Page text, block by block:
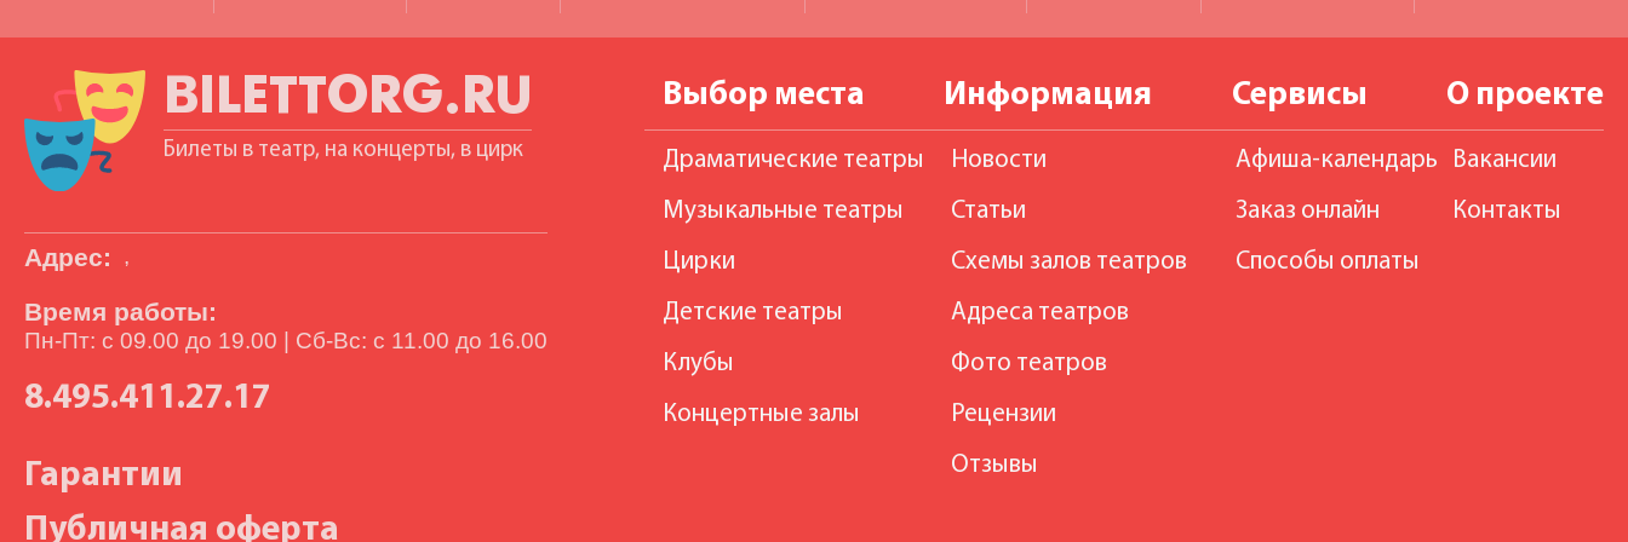
BILETTORG.RU
Билеты в театр, на концерты, в цирк
Адрес: ,
Время работы:
Пн-Пт: с 09.00 до 19.00 | Сб-Вс: с 11.00 до 16.00
8.495.411.27.17
Гарантии
Публичная оферта
Выбор места Информация Сервисы О проекте
Драматические театры
Музыкальные театры
Цирки
Детские театры
Клубы
Концертные залы
Новости
Статьи
Схемы залов театров
Адреса театров
Фото театров
Рецензии
Отзывы
Афиша-календарь
Заказ онлайн
Способы оплаты
Вакансии
Контакты